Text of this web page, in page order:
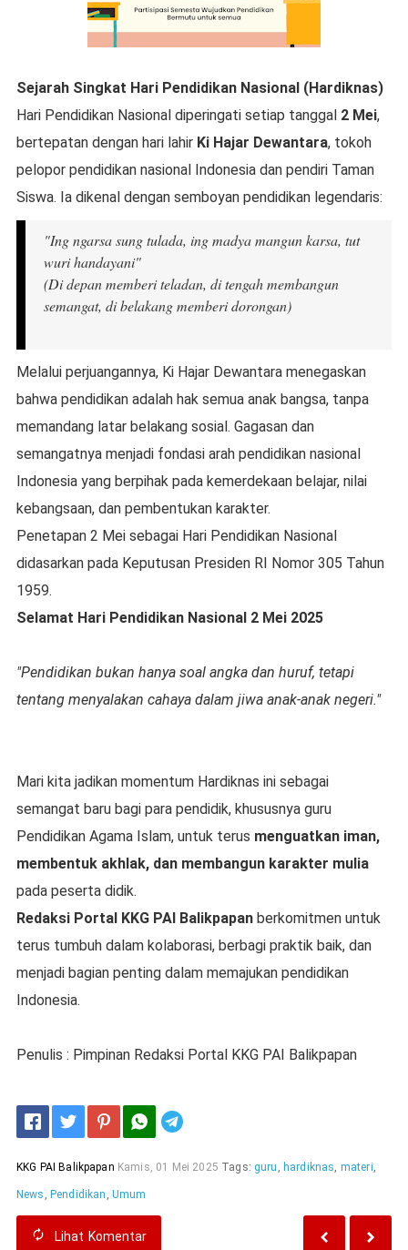
Sejarah Singkat Hari Pendidikan Nasional (Hardiknas)
Hari Pendidikan Nasional diperingati setiap tanggal 2 Mei,
bertepatan dengan hari lahir Ki Hajar Dewantara, tokoh
pelopor pendidikan nasional Indonesia dan pendiri Taman
Siswa. Ia dikenal dengan semboyan pendidikan legendaris:
"Ing ngarsa sung tulada, ing madya mangun karsa, tut
wuri handayani"
(Di depan memberi teladan, di tengah membangun
semangat, di belakang memberi dorongan)
Melalui perjuangannya, Ki Hajar Dewantara menegaskan
bahwa pendidikan adalah hak semua anak bangsa, tanpa
memandang latar belakang sosial. Gagasan dan
semangatnya menjadi fondasi arah pendidikan nasional
Indonesia yang berpihak pada kemerdekaan belajar, nilai
kebangsaan, dan pembentukan karakter.
Penetapan 2 Mei sebagai Hari Pendidikan Nasional
didasarkan pada Keputusan Presiden RI Nomor 305 Tahun
1959.
Selamat Hari Pendidikan Nasional 2 Mei 2025
"Pendidikan bukan hanya soal angka dan huruf, tetapi
tentang menyalakan cahaya dalam jiwa anak-anak negeri."
Mari kita jadikan momentum Hardiknas ini sebagai
semangat baru bagi para pendidik, khususnya guru
Pendidikan Agama Islam, untuk terus menguatkan iman,
membentuk akhlak, dan membangun karakter mulia
pada peserta didik.
Redaksi Portal KKG PAI Balikpapanberkomitmen untuk
terus tumbuh dalam kolaborasi, berbagi praktik baik, dan
menjadi bagian penting dalam memajukan pendidikan
Indonesia.
Penulis : Pimpinan Redaksi Portal KKG PAI Balikpapan
KKG PAI Balikpapan Kamis, 01 Mei 2025 Tags: guru , hardiknas, materi,
News , Pendidikan , Umum
Lihat Komentar